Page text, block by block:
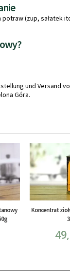
(zup, sałatek
und Versand
Góra.
Koncentrat